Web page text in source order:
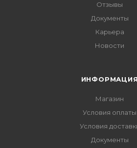
Отзывы
Документы
Карьера
Новости
ИНФОРМАЦИЯ
Магазин
Условия оплаты
Условия
Документы